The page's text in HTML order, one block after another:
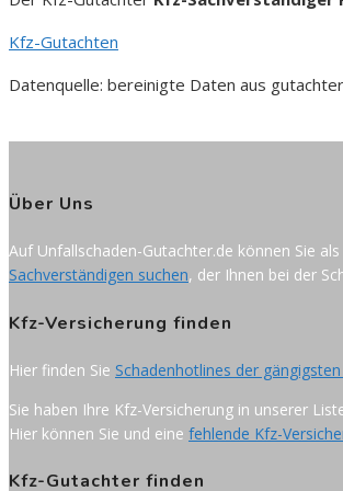
Kfz-Gutachten
Datenquelle: bereinigte Daten aus
Über Uns
Auf Unfallschaden-Gutachter.de können Sie
Sachverständigen suchen, der Ihnen bei der
Kfz-Versicherung finden
Hier finden Sie Schadenhotlines der
Sie haben Ihre Kfz-Versicherung in unserer
Hier können Sie und eine fehlende Kfz-
Kfz-Gutachter finden